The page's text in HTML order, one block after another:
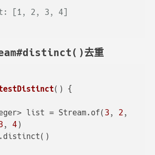
[1, 2, 3, 4]
去重
() {
list = Stream.of(
3 , 2
, 4)